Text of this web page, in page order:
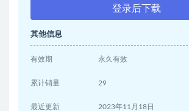
登录后下载
其他信息
有效期 永久有效
累计销量 29
最近更新 2023年11月18日